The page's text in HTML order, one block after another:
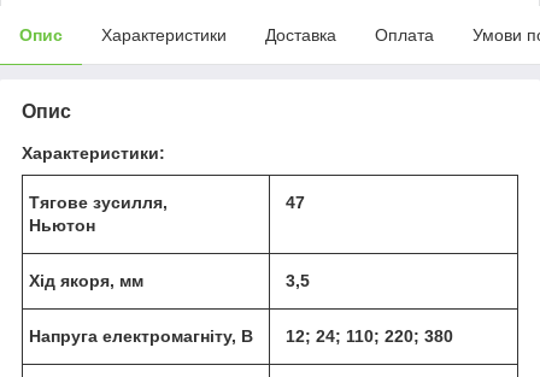
Опис Характеристики Доставка Оплата Умови
Опис
Характеристики:
Тягове зусилля,
Ньютон
47
Хід якоря, мм 3,5
Напруга електромагніту, В 12; 24; 110; 220; 380